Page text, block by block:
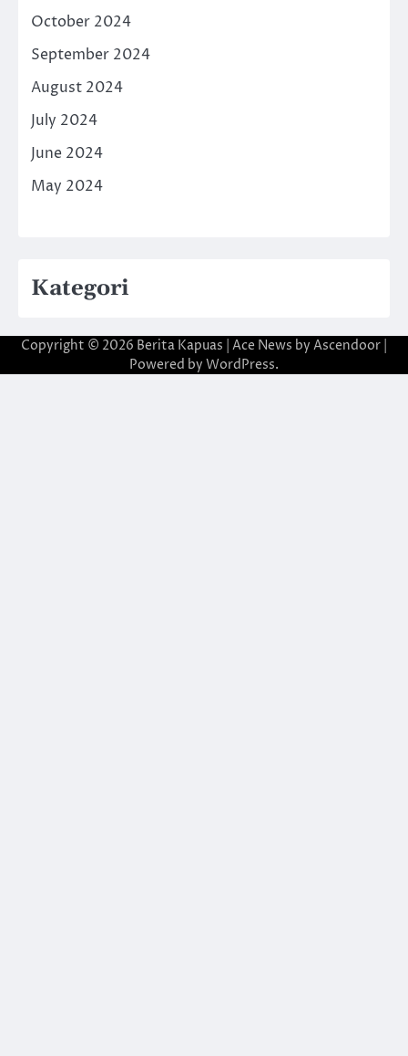
October 2024
September 2024
August 2024
July 2024
June 2024
May 2024
Kategori
Copyright © 2026 Berita Kapuas | Ace News by Ascendoor
Powered by WordPress.